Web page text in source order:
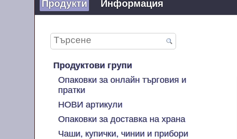
Продукти Информация
Продуктови групи
Опаковки за онлайн търговия и
пратки
НОВИ артикули
Опаковки за доставка на храна
Чаши, купички, чинии и прибори